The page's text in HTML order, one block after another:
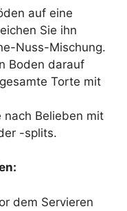
auf eine
Sie ihn
Nuss-Mischung.
Boden darauf
Torte mit
nach Belieben mit
-splits.
dem Servieren